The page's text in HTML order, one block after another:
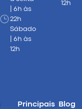
| 6h às
22h
Sábado
| 6h às
12h
12h
Principais
Blog